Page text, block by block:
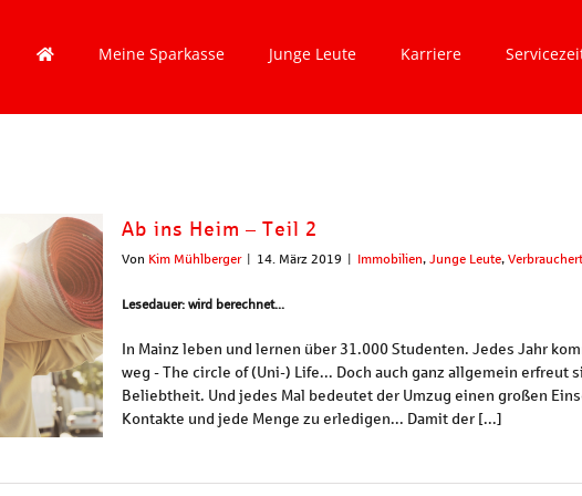
Meine Sparkasse Junge Leute Karriere
Ab ins Heim – Teil 2
Von Kim Mühlberger | 14. März 2019 | Immobilien, Junge Leute,
Lesedauer: wird berechnet...
In Mainz leben und lernen über 31.000 Studenten. Jedes Jahr
weg - The circle of (Uni-) Life... Doch auch ganz allgemein erfreut
Beliebtheit. Und jedes Mal bedeutet der Umzug einen großen
Kontakte und jede Menge zu erledigen... Damit der [...]